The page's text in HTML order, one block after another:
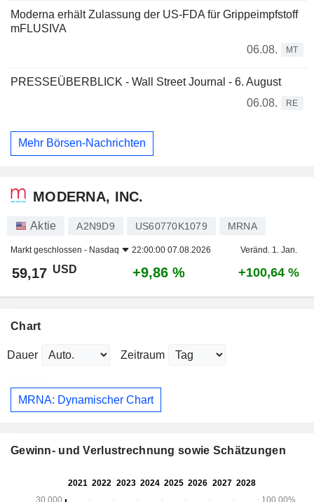
Moderna erhält Zulassung der US-FDA für Grippeimpfstoff
mFLUSIVA
06.08.
MT
PRESSEÜBERBLICK - Wall Street Journal - 6. August
06.08.
RE
Mehr Börsen-Nachrichten
MODERNA, INC.
Aktie A2N9D9 US60770K1079 MRNA
Markt geschlossen - Nasdaq 22:00:00 07.08.2026 Veränd. 1. Jan.
59,17 USD +9,86 % +100,64 %
Chart
Dauer Zeitraum
MRNA: Dynamischer Chart
Gewinn- und Verlustrechnung sowie Schätzungen